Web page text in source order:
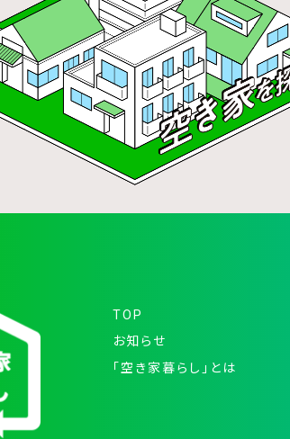
TOP
お知らせ
「空き家暮らし」とは